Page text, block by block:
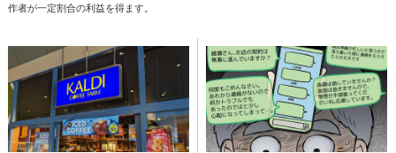
作者が一定割合の利益を得ます。